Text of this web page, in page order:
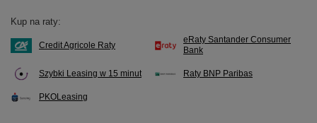
Kup na raty:
Credit Agricole Raty
eRaty Santander Consumer
Bank
Szybki Leasing w 15 minut Raty BNP Paribas
PKOLeasing